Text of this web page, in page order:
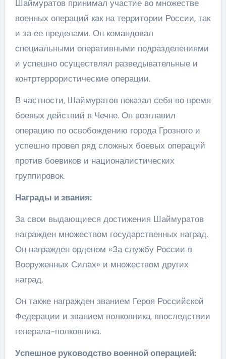
Шаймуратов принимал участие во множестве
военных операций как на территории России, так
и за ее пределами. Он командовал
специальными оперативными подразделениями
и успешно осуществлял разведывательные и
контртеррористические операции.
В частности, Шаймуратов показал себя во время
боевых действий в Чечне. Он возглавил
операцию по освобождению города Грозного и
успешно провел ряд сложных боевых операций
против боевиков и националистических
группировок.
Награды и звания:
За свои выдающиеся достижения Шаймуратов
награжден множеством государственных наград.
Он награжден орденом «За службу России в
Вооруженных Силах» и множеством других
наград.
Он также награжден званием Героя Российской
Федерации и званием полковника, впоследствии
генерала-полковника.
Успешное руководство военной операцией: